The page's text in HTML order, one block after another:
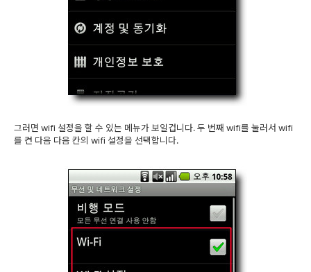
그러면 wifi 설정을 할 수 있는 메뉴가 보일겁니다. 두 번째 wifi를 눌러서 wifi
를 켠 다음 다음 칸의 wifi 설정을 선택합니다.